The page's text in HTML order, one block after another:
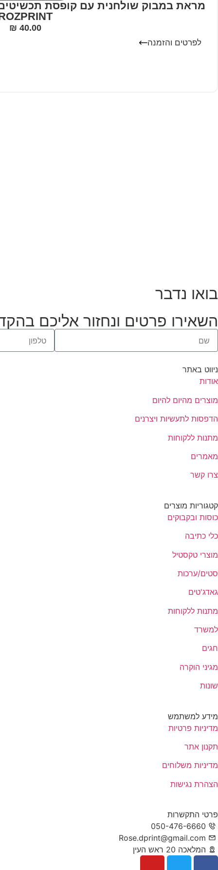
מראת במבוק שולחנית עם קופסת תכשיטים
40.00
₪
לפרטים והזמנה
בואו נדבר
השאירו פרטים ונחזור אליכם
ניווט באתר
אודות
מוצרים מהיום להיום
הדפסות לתעשיות ויצרנים
מתנות ללקוחות
מאמרים
צרו קשר
קטגוריות מוצרים
כוסות ובקבוקים
כלי כתיבה
מוצרי טקסטיל
סטים/ערכות
גאדג'טים
מתנות ללקוחות
למשרד
חגים
מגיני הוקרה
שונות
מידע למשתמש
מדיניות פרטיות
תקנון אתר
מדיניות משלוחים
הצהרת נגישות
פרטי התקשרות
050-476-6660⁩
Rose.dprint@gmail.com
המלאכה 20 ראש העין